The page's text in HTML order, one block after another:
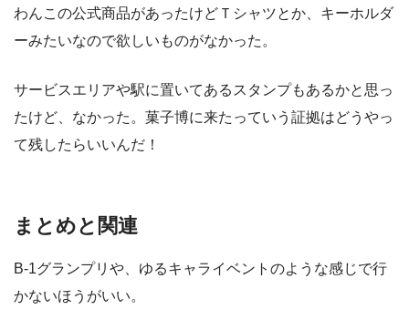
わんこの公式商品があったけどＴシャツとか、キーホルダ
ーみたいなので欲しいものがなかった。
サービスエリアや駅に置いてあるスタンプもあるかと思っ
たけど、なかった。菓子博に来たっていう証拠はどうやっ
て残したらいいんだ！
まとめと関連
B-1グランプリや、ゆるキャライベントのような感じで行
かないほうがいい。